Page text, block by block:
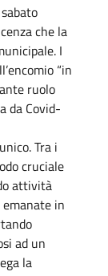
che la
I
“in
ruolo
da Covid-
Tra i
cruciale
attività
in
ad un
la